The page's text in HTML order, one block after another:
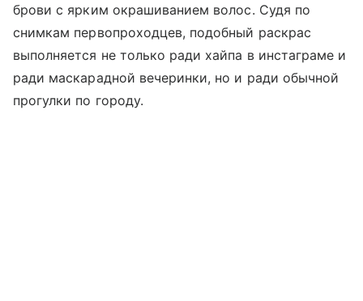
брови с ярким окрашиванием волос. Судя по
снимкам первопроходцев, подобный раскрас
выполняется не только ради хайпа в инстаграме и
ради маскарадной вечеринки, но и ради обычной
прогулки по городу.